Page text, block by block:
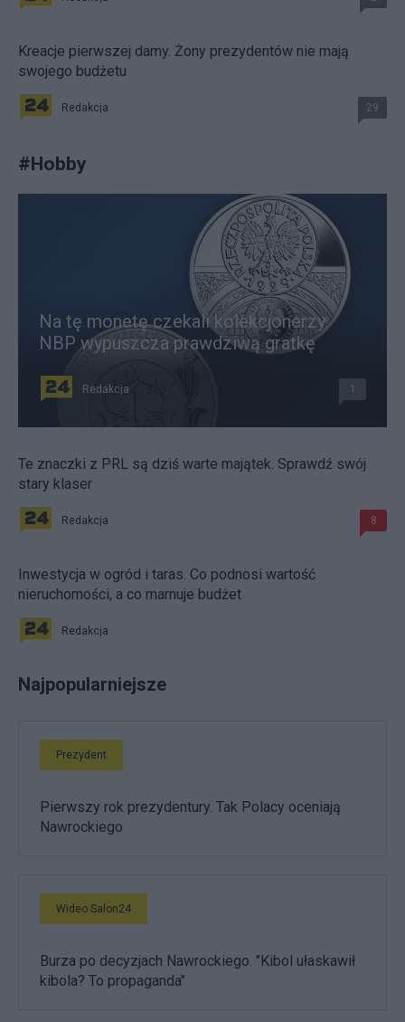
Kreacje pierwszej damy. Żony prezydentów nie mają
swojego budżetu
Redakcja 29
#Hobby
Na tę monetę czekali kolekcjonerzy.
NBP wypuszcza prawdziwą gratkę
Redakcja 1
Te znaczki z PRL są dziś warte majątek. Sprawdź swój
stary klaser
Redakcja 8
Inwestycja w ogród i taras. Co podnosi wartość
nieruchomości, a co marnuje budżet
Redakcja
Najpopularniejsze
Prezydent
Pierwszy rok prezydentury. Tak Polacy oceniają
Nawrockiego
Wideo Salon24
Burza po decyzjach Nawrockiego. "Kibol ułaskawił
kibola? To propaganda"